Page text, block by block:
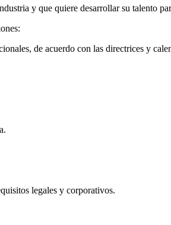
y que quiere desarrollar su talento
de acuerdo con las directrices y
legales y corporativos.